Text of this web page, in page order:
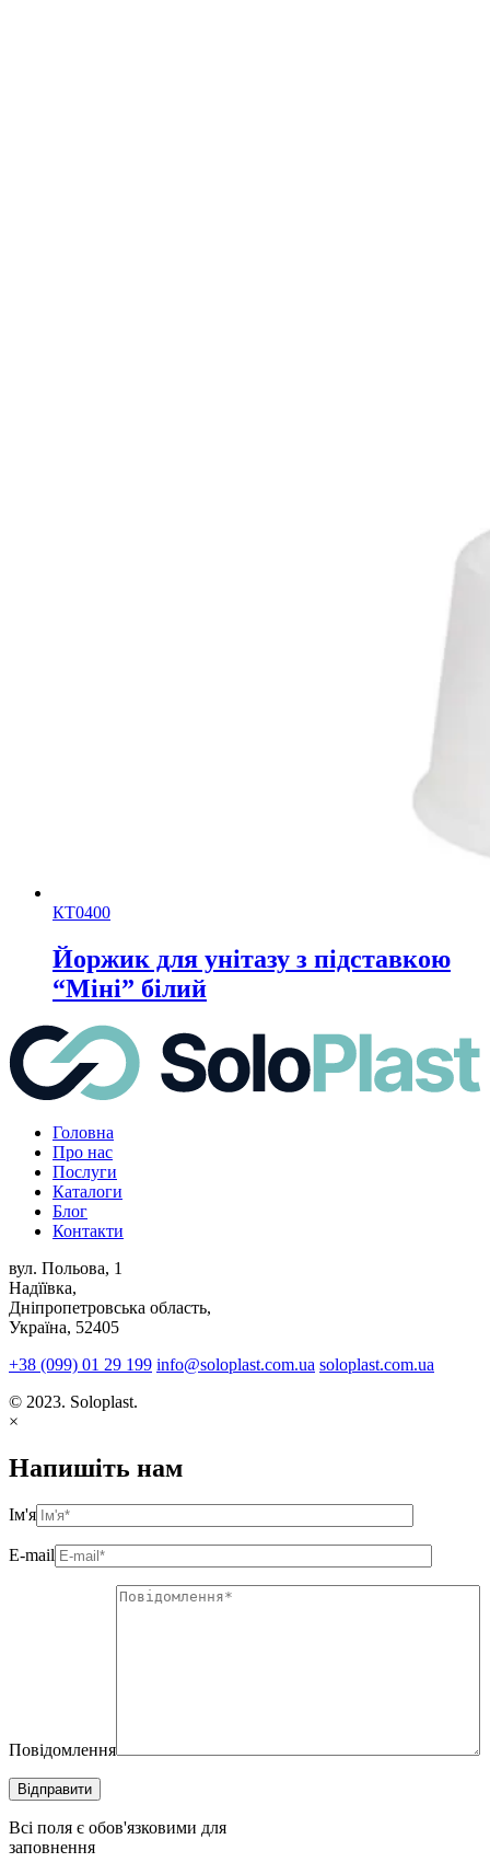
КТ0400
Йоржик для унітазу з підставкою
“Міні” білий
Головна
Про нас
Послуги
Каталоги
Блог
Контакти
вул. Польова, 1
Надїївка,
Дніпропетровська область,
Україна, 52405
+38 (099) 01 29 199 info@soloplast.com.ua soloplast.com.ua
© 2023. Soloplast.
×
Напишіть нам
Ім'я
E-mail
Повідомлення
Всі поля є обов'язковими для
заповнення